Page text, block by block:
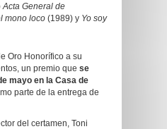
Acta General de
mono loco (1989) y Yo soy
Oro Honorífico a su
un premio que se
mayo en la Casa de
parte de la entrega de
del certamen, Toni